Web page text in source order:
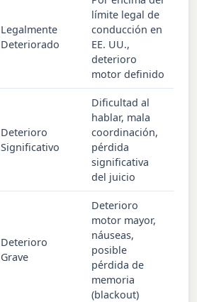
Legalmente
Deteriorado
límite legal de
conducción en
EE. UU.,
deterioro
motor definido
Deterioro
Significativo
Dificultad al
hablar, mala
coordinación,
pérdida
significativa
del juicio
Deterioro
Grave
Deterioro
motor mayor,
náuseas,
posible
pérdida de
memoria
(blackout)